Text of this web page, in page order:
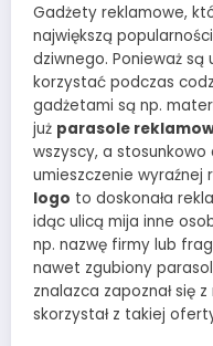
Gadżety reklamowe,
największą
dziwnego. Ponieważ są
korzystać podczas
gadżetami są np.
już parasole
wszyscy, a stosunkowo
umieszczenie wyraźnej
logo to doskonała
idąc ulicą mija inne
np. nazwę firmy lub
nawet zgubiony
znalazca zapoznał się
skorzystał z takiej